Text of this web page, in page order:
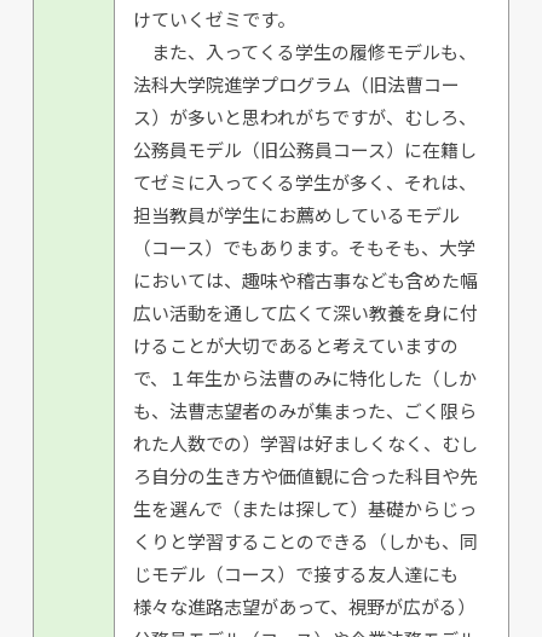
けていくゼミです。
また、入ってくる学生の履修モデルも、
法科大学院進学プログラム（旧法曹コー
ス）が多いと思われがちですが、むしろ、
公務員モデル（旧公務員コース）に在籍し
てゼミに入ってくる学生が多く、それは、
担当教員が学生にお薦めしているモデル
（コース）でもあります。そもそも、大学
においては、趣味や稽古事なども含めた幅
広い活動を通して広くて深い教養を身に付
けることが大切であると考えていますの
で、１年生から法曹のみに特化した（しか
も、法曹志望者のみが集まった、ごく限ら
れた人数での）学習は好ましくなく、むし
ろ自分の生き方や価値観に合った科目や先
生を選んで（または探して）基礎からじっ
くりと学習することのできる（しかも、同
じモデル（コース）で接する友人達にも
様々な進路志望があって、視野が広がる）